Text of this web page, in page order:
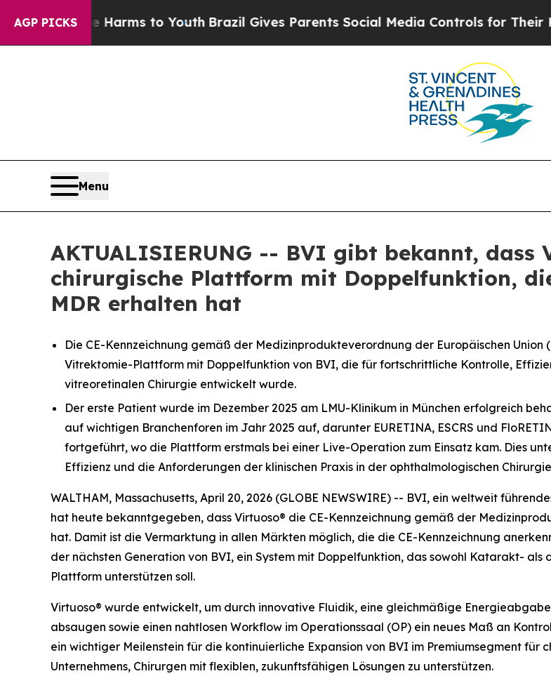
AGP PICKS
Harms to YouthBrazil Gives Parents Social Media Controls for Their Kids.
Menu
AKTUALISIERUNG -- BVI gibt bekannt, dass
chirurgische Plattform mit Doppelfunktion,
MDR erhalten hat
Die CE-Kennzeichnung gemäß der Medizinprodukteverordnung der Europäischen
Vitrektomie-Plattform mit Doppelfunktion von BVI, die für fortschrittliche Kontrolle,
vitreoretinalen Chirurgie entwickelt wurde.
Der erste Patient wurde im Dezember 2025 am LMU-Klinikum in München erfolgreich
auf wichtigen Branchenforen im Jahr 2025 auf, darunter EURETINA, ESCRS und
fortgeführt, wo die Plattform erstmals bei einer Live-Operation zum Einsatz kam. Dies
Effizienz und die Anforderungen der klinischen Praxis in der ophthalmologischen
WALTHAM, Massachusetts, April 20, 2026 (GLOBE NEWSWIRE) -- BVI, ein weltweit
hat heute bekanntgegeben, dass Virtuoso® die CE-Kennzeichnung gemäß der
hat. Damit ist die Vermarktung in allen Märkten möglich, die die CE-Kennzeichnung
der nächsten Generation von BVI, ein System mit Doppelfunktion, das sowohl Katarakt-
Plattform unterstützen soll.
Virtuoso® wurde entwickelt, um durch innovative Fluidik, eine gleichmäßige
absaugen sowie einen nahtlosen Workflow im Operationssaal (OP) ein neues Maß an
ein wichtiger Meilenstein für die kontinuierliche Expansion von BVI im Premiumsegment
Unternehmens, Chirurgen mit flexiblen, zukunftsfähigen Lösungen zu unterstützen.